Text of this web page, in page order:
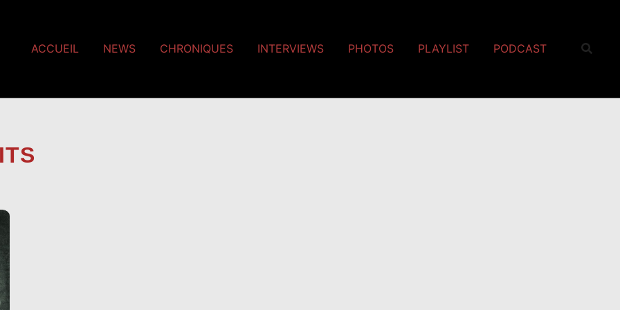
ACCUEIL NEWS CHRONIQUES INTERVIEWS PHOTOS PLAYLIST PODCAST